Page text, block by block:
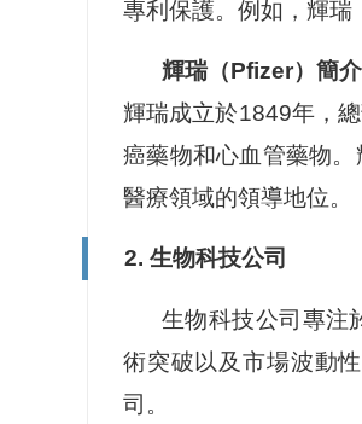
專利保護。例如，輝瑞
輝瑞（Pfizer）簡介
輝瑞成立於1849年，
癌藥物和心血管藥物
醫療領域的領導地位。
2. 生物科技公司
生物科技公司專注
術突破以及市場波動
司。